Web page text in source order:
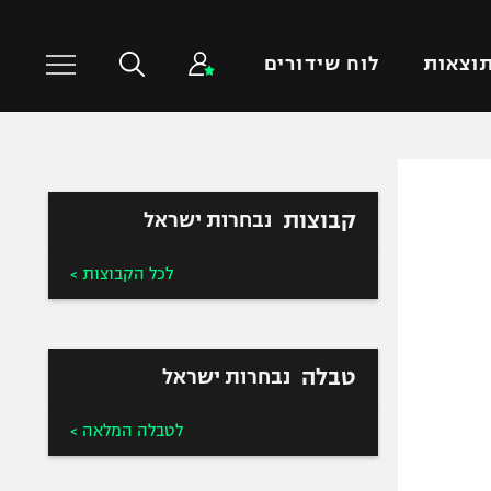
תוצאות לוח שידורים
טניס
ספורט אולימפי
UFC
קבוצות נבחרות ישראל
לכל הקבוצות >
טבלה נבחרות ישראל
לטבלה המלאה >